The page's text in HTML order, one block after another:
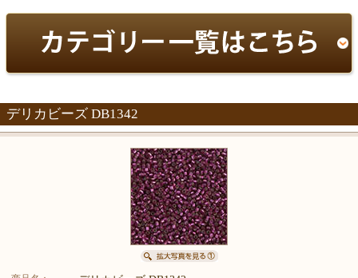
デリカビーズ DB1342